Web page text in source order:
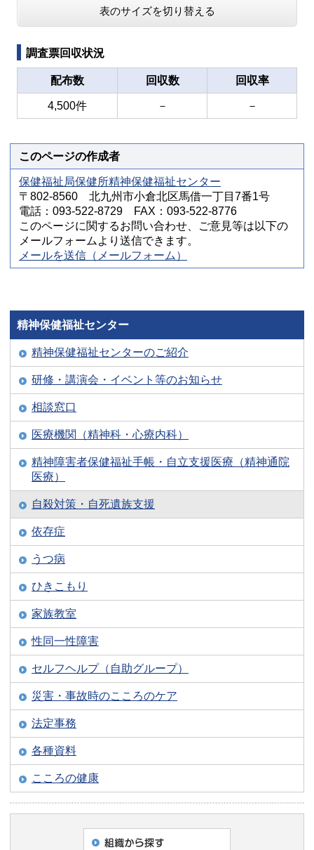
表のサイズを切り替える
調査票回収状況
配布数 回収数 回収率
4,500件 － －
このページの作成者
保健福祉局保健所精神保健福祉センター
〒802-8560 北九州市小倉北区馬借一丁目7番1号
電話：093-522-8729 FAX：093-522-8776
このページに関するお問い合わせ、ご意見等は以下の
メールフォームより送信できます。
メールを送信（メールフォーム）
精神保健福祉センター
精神保健福祉センターのご紹介
研修・講演会・イベント等のお知らせ
相談窓口
医療機関（精神科・心療内科）
精神障害者保健福祉手帳・自立支援医療（精神通院
医療）
自殺対策・自死遺族支援
依存症
うつ病
ひきこもり
家族教室
性同一性障害
セルフヘルプ（自助グループ）
災害・事故時のこころのケア
法定事務
各種資料
こころの健康